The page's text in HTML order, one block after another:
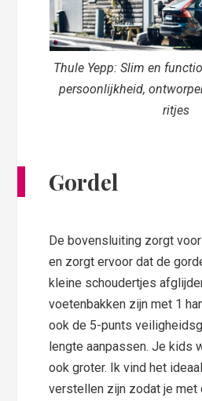
Thule Yepp: Slim en
persoonlijkheid,
ritjes
Gordel
De bovensluiting zorgt
en zorgt ervoor dat de
kleine schoudertjes
voetenbakken zijn met 1
ook de 5-punts
lengte aanpassen. Je kids
ook groter. Ik vind het
verstellen zijn zodat je met